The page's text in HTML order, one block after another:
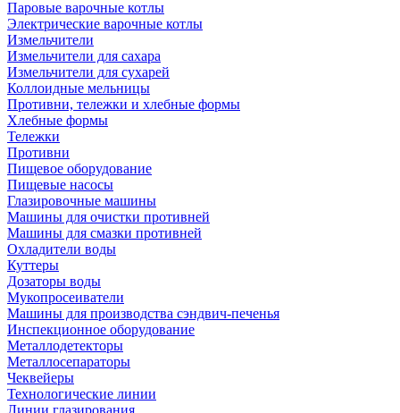
Паровые варочные котлы
Электрические варочные котлы
Измельчители
Измельчители для сахара
Измельчители для сухарей
Коллоидные мельницы
Противни, тележки и хлебные формы
Хлебные формы
Тележки
Противни
Пищевое оборудование
Пищевые насосы
Глазировочные машины
Машины для очистки противней
Машины для смазки противней
Охладители воды
Куттеры
Дозаторы воды
Мукопросеиватели
Машины для производства сэндвич-печенья
Инспекционное оборудование
Металлодетекторы
Металлосепараторы
Чеквейеры
Технологические линии
Линии глазирования